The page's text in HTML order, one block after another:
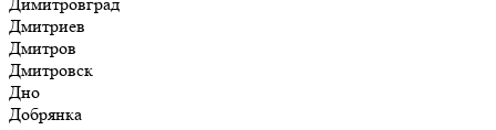
Дмитриев
Дмитров
Дмитровск
Дно
Добрянка